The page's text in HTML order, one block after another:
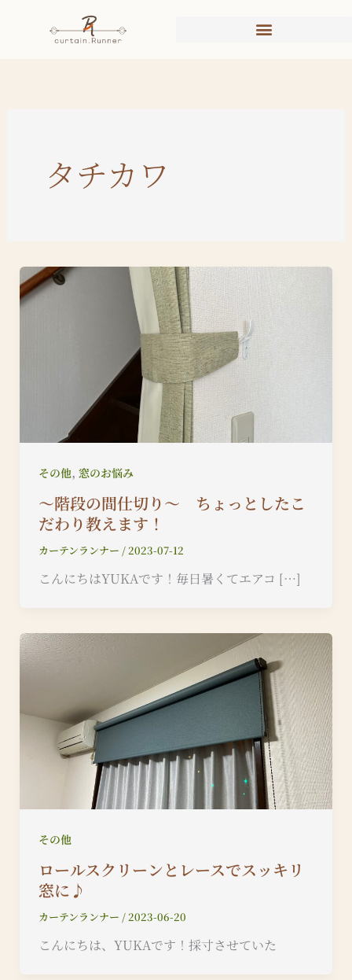
タチカワ
その他, 窓のお悩み
〜階段の間仕切り〜 ちょっとしたこ
だわり教えます！
カーテンランナー / 2023-07-12
こんにちはYUKAです！毎日暑くてエアコ […]
その他
ロールスクリーンとレースでスッキリ
窓に♪
カーテンランナー /2023-06-20
こんにちは、YUKAです！採寸させていた